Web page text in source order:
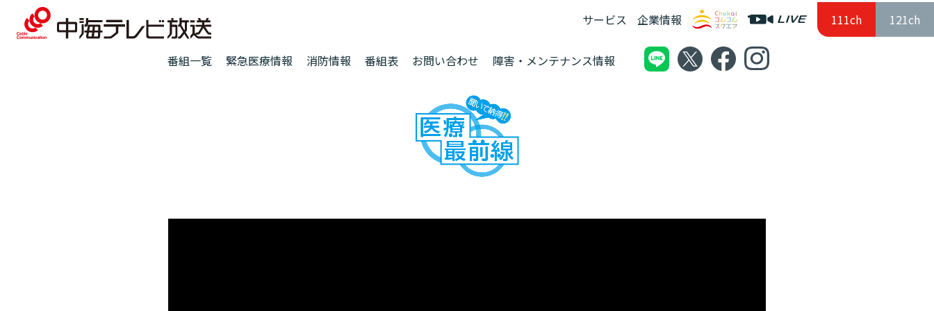
サービス 企業情報 111ch 121ch
番組一覧 緊急医療情報 消防情報 番組表 お問い合わせ 障害・メンテナンス情報